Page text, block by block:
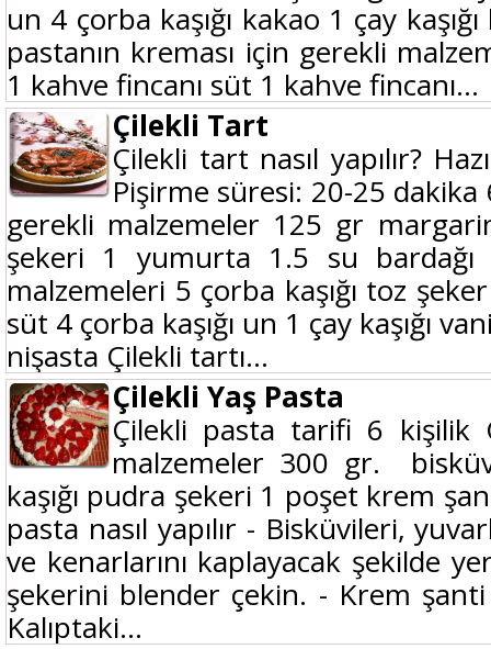
un 4 çorba kaşığı kakao 1 çay
pastanın kreması için gerekli
1 kahve fincanı süt 1 kahve fincanı...
Çilekli Tart
Çilekli tart nasıl yapılır?
Pişirme süresi: 20-25
gerekli malzemeler 125 gr
şekeri 1 yumurta 1.5 su
malzemeleri 5 çorba kaşığı toz
süt 4 çorba kaşığı un 1 çay kaşığı
nişasta Çilekli tartı...
Çilekli Yaş Pasta
Çilekli pasta tarifi 6 kişilik
malzemeler 300 gr.
kaşığı pudra şekeri 1 poşet krem
pasta nasıl yapılır - Bisküvileri,
ve kenarlarını kaplayacak şekilde
şekerini blender çekin. - Krem
Kalıptaki...